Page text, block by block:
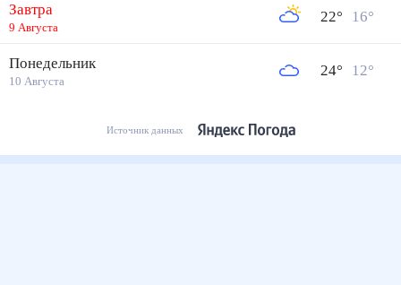
Завтра
9 Августа
22° 16°
Понедельник
10 Августа
24° 12°
Источник данных